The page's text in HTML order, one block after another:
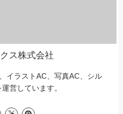
ス株式会社
イラストAC、写真AC、シル
営しています。